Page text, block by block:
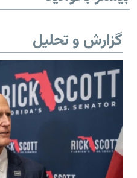
گزارش و تحلیل